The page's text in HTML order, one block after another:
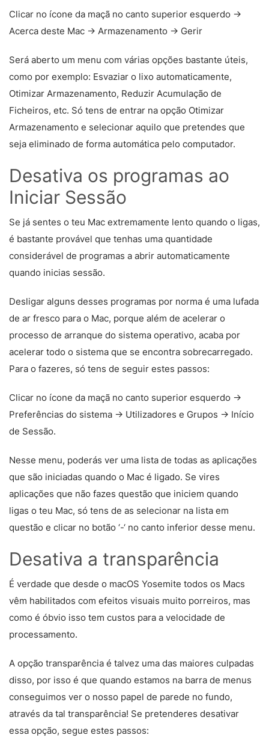
Clicar no ícone da maçã no canto superior esquerdo ->
Acerca deste Mac -> Armazenamento -> Gerir
Será aberto um menu com várias opções bastante úteis,
como por exemplo: Esvaziar o lixo automaticamente,
Otimizar Armazenamento, Reduzir Acumulação de
Ficheiros, etc. Só tens de entrar na opção Otimizar
Armazenamento e selecionar aquilo que pretendes que
seja eliminado de forma automática pelo computador.
Desativa os programas ao
Iniciar Sessão
Se já sentes o teu Mac extremamente lento quando o ligas,
é bastante provável que tenhas uma quantidade
considerável de programas a abrir automaticamente
quando inicias sessão.
Desligar alguns desses programas por norma é uma lufada
de ar fresco para o Mac, porque além de acelerar o
processo de arranque do sistema operativo, acaba por
acelerar todo o sistema que se encontra sobrecarregado.
Para o fazeres, só tens de seguir estes passos:
Clicar no ícone da maçã no canto superior esquerdo ->
Preferências do sistema -> Utilizadores e Grupos -> Início
de Sessão.
Nesse menu, poderás ver uma lista de todas as aplicações
que são iniciadas quando o Mac é ligado. Se vires
aplicações que não fazes questão que iniciem quando
ligas o teu Mac, só tens de as selecionar na lista em
questão e clicar no botão ‘-‘ no canto inferior desse menu.
Desativa a transparência
É verdade que desde o macOS Yosemite todos os Macs
vêm habilitados com efeitos visuais muito porreiros, mas
como é óbvio isso tem custos para a velocidade de
processamento.
A opção transparência é talvez uma das maiores culpadas
disso, por isso é que quando estamos na barra de menus
conseguimos ver o nosso papel de parede no fundo,
através da tal transparência! Se pretenderes desativar
essa opção, segue estes passos: